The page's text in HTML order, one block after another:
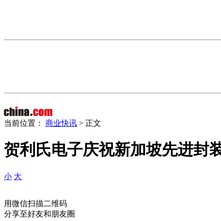
当前位置： 商业快讯 > 正文
贺利氏电子庆祝新加坡先进封
小 大
用微信扫描二维码
分享至好友和朋友圈